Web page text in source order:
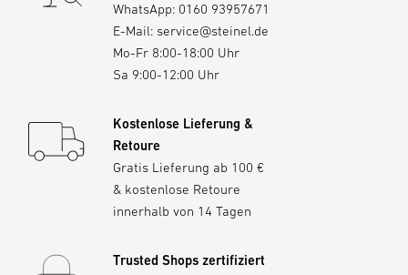
WhatsApp: 0160 93957671
E-Mail: service@steinel.de
Mo-Fr 8:00-18:00 Uhr
Sa 9:00-12:00 Uhr
Kostenlose Lieferung &
Retoure
Gratis Lieferung ab 100 €
& kostenlose Retoure
innerhalb von 14 Tagen
Trusted Shops zertifiziert